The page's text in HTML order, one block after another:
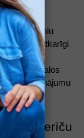
zīmolu
ieceri. Neatkarīgi
mūsu veikalos
risinājumu
ierīču